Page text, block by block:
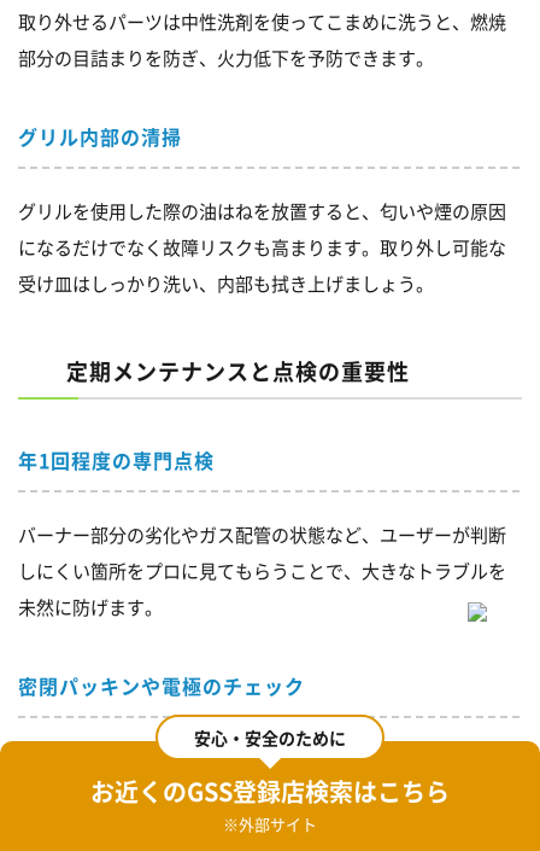
取り外せるパーツは中性洗剤を使ってこまめに洗うと、燃焼
部分の目詰まりを防ぎ、火力低下を予防できます。
グリル内部の清掃
グリルを使用した際の油はねを放置すると、匂いや煙の原因
になるだけでなく故障リスクも高まります。取り外し可能な
受け皿はしっかり洗い、内部も拭き上げましょう。
定期メンテナンスと点検の重要性
年1回程度の専門点検
バーナー部分の劣化やガス配管の状態など、ユーザーが判断
しにくい箇所をプロに見てもらうことで、大きなトラブルを
未然に防げます。
密閉パッキンや電極のチェック
シール材が劣化して隙間が生じるとガス漏れに直結する恐れ
があります。また、点火用の電極が焦げ付いている場合は着
火不良を招くため、適宜掃除や交換を検討してください。
安心・安全のために
お近くのGSS登録店検索はこちら
※外部サイト